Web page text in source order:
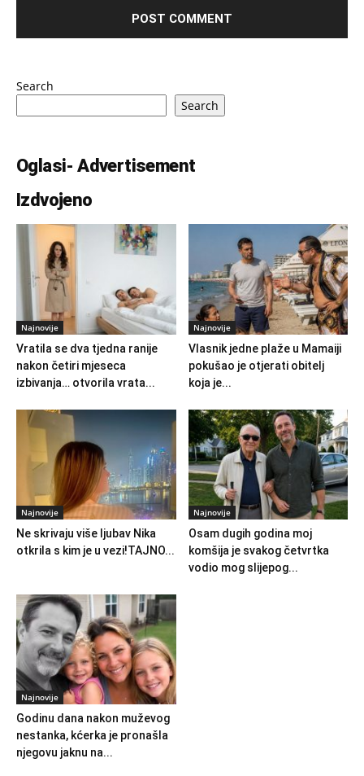
Search
Search
Oglasi- Advertisement
Izdvojeno
Najnovije
Vratila se dva tjedna ranije
nakon četiri mjeseca
izbivanja… otvorila vrata...
Najnovije
Vlasnik jedne plaže u Mamaiji
pokušao je otjerati obitelj
koja je...
Najnovije
Ne skrivaju više ljubav Nika
otkrila s kim je u vezi!TAJNO...
Najnovije
Osam dugih godina moj
komšija je svakog četvrtka
vodio mog slijepog...
Najnovije
Godinu dana nakon muževog
nestanka, kćerka je pronašla
njegovu jaknu na...